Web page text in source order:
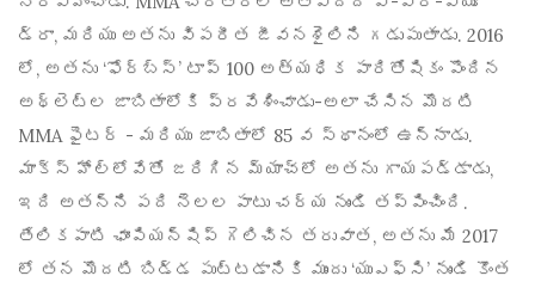
డ్రా, మరియు అతను విపరీత జీవనశైలిని గడుపుతాడు. 2016
లో, అతను ‘ఫోర్బ్స్’ టాప్ 100 అత్యధిక పారితోషికం పొందిన
అథ్లెట్ల జాబితాలోకి ప్రవేశించాడు-అలా చేసిన మొదటి
MMA ఫైటర్ - మరియు జాబితాలో 85 వ స్థానంలో ఉన్నాడు.
మాక్స్ హోల్లోవేతో జరిగిన మ్యాచ్‌లో అతను గాయపడ్డాడు,
ఇది అతన్ని పది నెలల పాటు చర్య నుండి తప్పించింది.
తేలికపాటి ఛాంపియన్‌షిప్ గెలిచిన తరువాత, అతను మే 2017
లో తన మొదటి బిడ్డ పుట్టడానికి ముందు ‘యుఎఫ్‌సి’ నుండి కొంత